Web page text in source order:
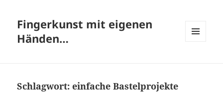
Fingerkunst mit eigenen
Händen…
Schlagwort:einfache Bastelprojekte